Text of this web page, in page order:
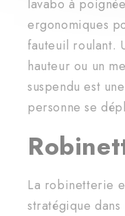
lavabo à
ergonomiques
fauteuil roulant.
hauteur ou un
suspendu est
personne se
La robinetterie
stratégique